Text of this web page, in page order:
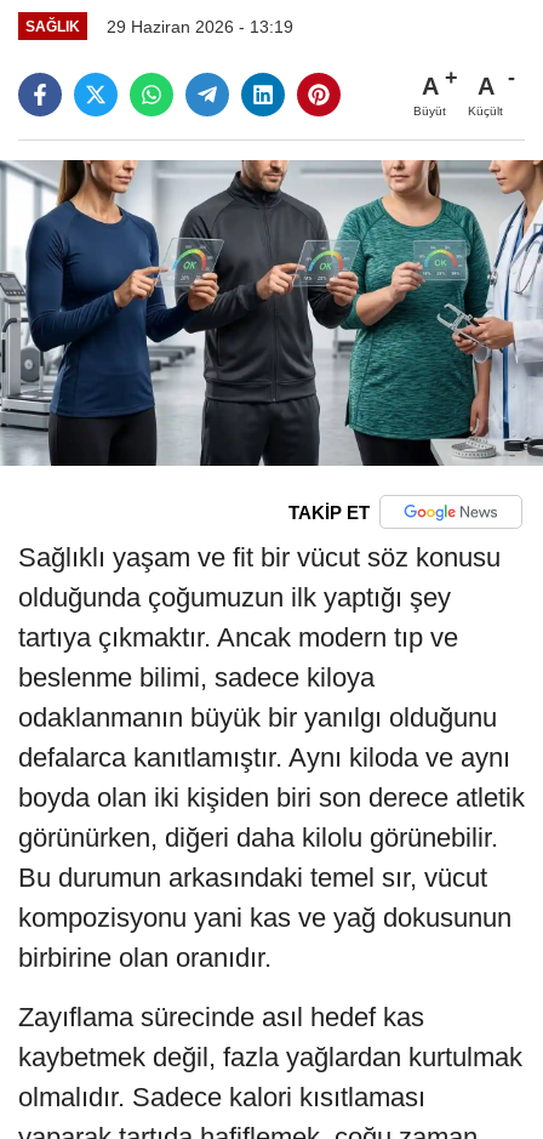
SAĞLIK 29 Haziran 2026 - 13:19
A
Büyüt
A
Küçült
TAKİP ET
Sağlıklı yaşam ve fit bir vücut söz konusu
olduğunda çoğumuzun ilk yaptığı şey
tartıya çıkmaktır. Ancak modern tıp ve
beslenme bilimi, sadece kiloya
odaklanmanın büyük bir yanılgı olduğunu
defalarca kanıtlamıştır. Aynı kiloda ve aynı
boyda olan iki kişiden biri son derece atletik
görünürken, diğeri daha kilolu görünebilir.
Bu durumun arkasındaki temel sır, vücut
kompozisyonu yani kas ve yağ dokusunun
birbirine olan oranıdır.
Zayıflama sürecinde asıl hedef kas
kaybetmek değil, fazla yağlardan kurtulmak
olmalıdır. Sadece kalori kısıtlaması